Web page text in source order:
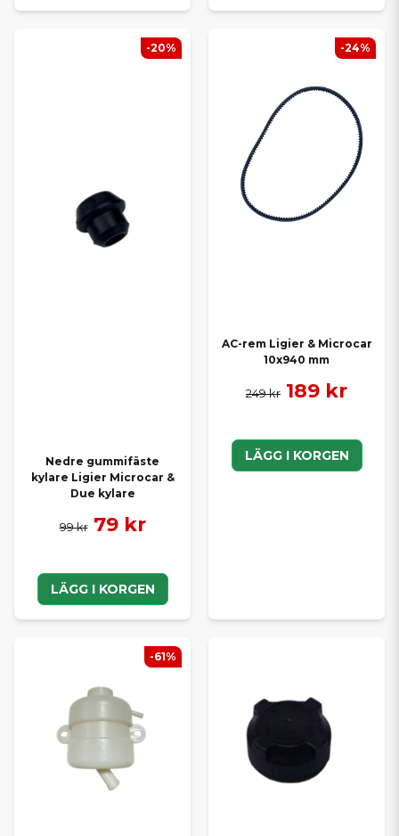
Nedre gummifäste
kylare Ligier Microcar &
Due kylare
99 kr 79 kr
LÄGG I KORGEN
-20%
AC-rem Ligier & Microcar
10x940 mm
249 kr 189 kr
LÄGG I KORGEN
-24%
-61%